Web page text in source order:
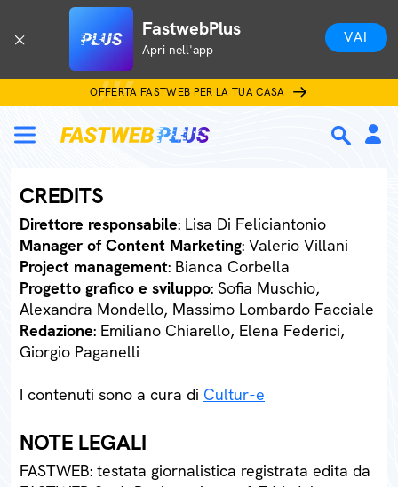
FastwebPlus
Apri nell'app
VAI
OFFERTA FASTWEB PER LA TUA CASA
CREDITS
Direttore responsabile: Lisa Di Feliciantonio
Manager of Content Marketing: Valerio Villani
Project management: Bianca Corbella
Progetto grafico e sviluppo: Sofia Muschio,
Alexandra Mondello, Massimo Lombardo Facciale
Redazione: Emiliano Chiarello, Elena Federici,
Giorgio Paganelli
I contenuti sono a cura di Cultur-e
NOTE LEGALI
FASTWEB: testata giornalistica registrata edita da